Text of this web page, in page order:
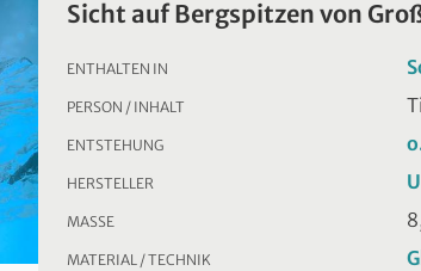
Sicht auf Bergspitzen von
ENTHALTEN IN
PERSON / INHALT
ENTSTEHUNG
HERSTELLER
MASSE
MATERIAL / TECHNIK